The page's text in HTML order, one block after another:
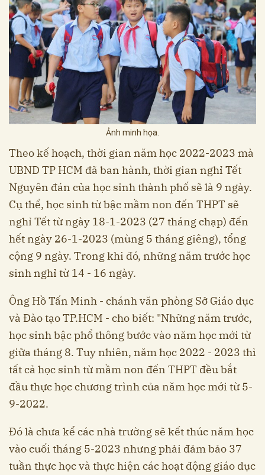
Ảnh minh họa.
Theo kế hoạch, thời gian năm học 2022-2023 mà
UBND TP HCM đã ban hành, thời gian nghỉ Tết
Nguyên đán của học sinh thành phố sẽ là 9 ngày.
Cụ thể, học sinh từ bậc mầm non đến THPT sẽ
nghỉ Tết từ ngày 18-1-2023 (27 tháng chạp) đến
hết ngày 26-1-2023 (mùng 5 tháng giêng), tổng
cộng 9 ngày. Trong khi đó, những năm trước học
sinh nghỉ từ 14 - 16 ngày.
Ông Hồ Tấn Minh - chánh văn phòng Sở Giáo dục
và Đào tạo TP.HCM - cho biết: "Những năm trước,
học sinh bậc phổ thông bước vào năm học mới từ
giữa tháng 8. Tuy nhiên, năm học 2022 - 2023 thì
tất cả học sinh từ mầm non đến THPT đều bắt
đầu thực học chương trình của năm học mới từ 5-
9-2022.
Đó là chưa kể các nhà trường sẽ kết thúc năm học
vào cuối tháng 5-2023 nhưng phải đảm bảo 37
tuần thực học và thực hiện các hoạt động giáo dục